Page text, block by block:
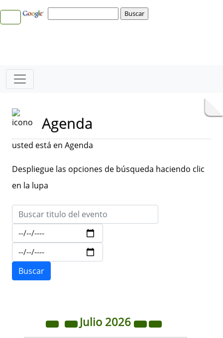
Agenda
usted está en Agenda
Despliegue las opciones de búsqueda haciendo clic
en la lupa
Julio 2026